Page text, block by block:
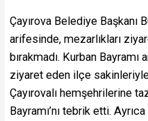
Çayırova Belediye Başkanı
arifesinde, mezarlıkları
bırakmadı. Kurban Bayramı
ziyaret eden ilçe
Çayırovalı hemşehrilerine
Bayramı’nı tebrik etti.